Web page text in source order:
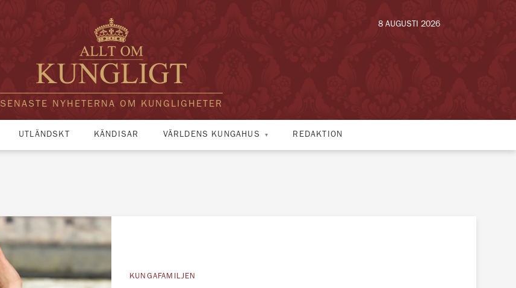
SENASTE NYHETERNA OM KUNGLIGHETER
8 AUGUSTI 2026
UTLÄNDSKT KÄNDISAR VÄRLDENS KUNGAHUS REDAKTION
KUNGAFAMILJEN